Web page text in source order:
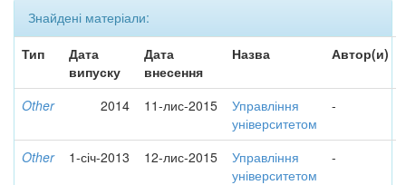
Знайдені матеріали:
Тип
Дата
випуску
Дата
внесення
Назва Автор(и)
Other 2014 11-лис-2015
Управління
університетом
-
Other 1-січ-2013 12-лис-2015
Управління
університетом
-